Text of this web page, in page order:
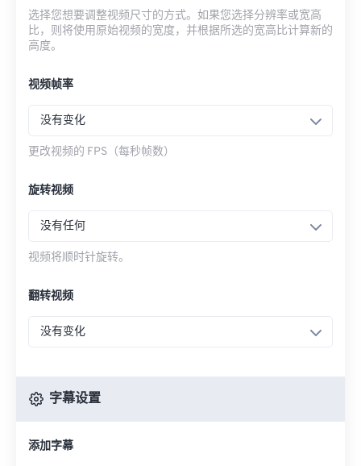
选择您想要调整视频尺寸的方式。如果您选择分辨率或宽高
比，则将使用原始视频的宽度，并根据所选的宽高比计算新的
高度。
视频帧率
没有变化
更改视频的 FPS（每秒帧数）
旋转视频
没有任何
视频将顺时针旋转。
翻转视频
没有变化
字幕设置
添加字幕